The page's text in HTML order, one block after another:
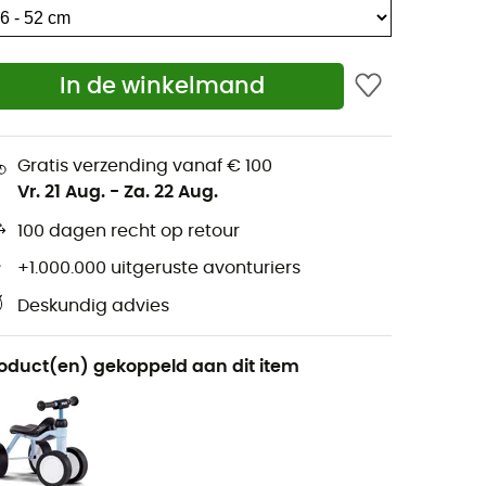
In de winkelmand
Gratis verzending vanaf € 100
Vr. 21 Aug. - Za. 22 Aug.
100 dagen recht op retour
+1.000.000 uitgeruste avonturiers
Deskundig advies
gekoppeld aan dit item